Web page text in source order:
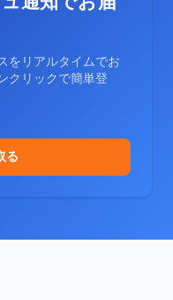
をリアルタイムでお
クリックで簡単登
る